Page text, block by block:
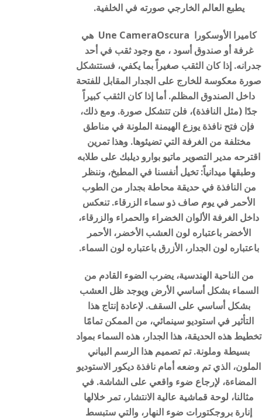
يطبع العالم الخارجي صورته في الخلفية.
كاميرا الأوسكورا Une CameraOscura هي
غرفة أو صندوق أسود ، مع وجود ثقب في أحد
جدرانه. إذا كان الثقب صغيراً بما يكفي، فستتشكل
صورة معكوسة للخارج على الجدار المقابل للفتحة
داخل الصندوق المظلم. أما إذا كان الثقب كبيراً
جدًا (مثل النافذة)، فلن تتشكل صورة. ومع ذلك،
فإن فتح نافذة يوزع الهيمنة الملونة في مناطق
مختلفة من الغرفة التي تضيئوها. وهذا تمرين
اقترحه مدير التصوير ماتيو بوارو ديلبك على طلابه
وطبقها ميدانياً: تخيل أنفسنا في المطبخ، وننظر
من النافذة في حديقة محاطة بجدار من الطوب
الأحمر في يوم صاف ذو سماء الزرقاء. تنعكس
داخل الغرفة الألوان الخضراء والحمراء والزرقاء،
الأخضر باعتباره لون العشب الأخضر، الأحمر
باعتباره لون الجدار، الأزرق باعتباره لون السماء.
من الناحية الهندسية، يضرب الضوء القادم من
السماء بشكل أساسي الأرض ويوجد ظل العشب
بشكل أساسي على السقف. لإعادة إنتاج هذا
التأثير في استوديو سينمائي، من الممكن تمامًا
تخطيط هذه الحديقة، هذا الجدار، هذه السماء بمواد
بسيطة وملونة. تم تصميم هذا الرسم البياني
الملون، الذي تم وضعه أمام نافذة ديكور الاستوديو
المضاءة، لإرجاع ضوء واقعي على الشاشة. في
مثالنا، لوحة قماشية عالية الانتشار، تمر خلالها
إنارة بروجكتورات ضوء النهار، والتي ستبسط